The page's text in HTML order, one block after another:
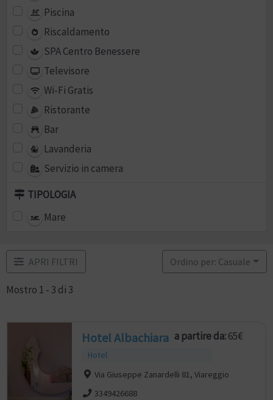
Piscina
Riscaldamento
SPA Centro Benessere
Televisore
Wi-Fi Gratis
Ristorante
Bar
Lavanderia
Servizio in camera
TIPOLOGIA
Mare
APRI FILTRI
Mostro 1 - 3 di 3
Ordino per: Casuale
Hotel Albachiara
Hotel
a partire da:65€
Via Giuseppe Zanardelli 81, Viareggio
3349426688